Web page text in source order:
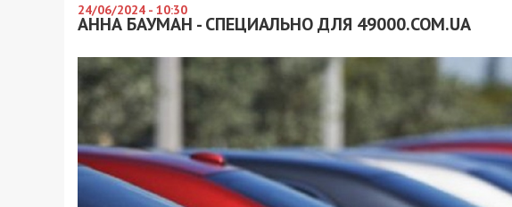
24/06/2024 - 10:30
АННА БАУМАН - СПЕЦИАЛЬНО ДЛЯ 49000.COM.UA